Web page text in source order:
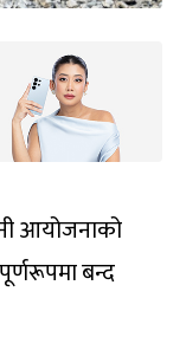
आयोजनाको
बन्द